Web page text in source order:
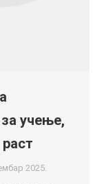
учење,
2025.